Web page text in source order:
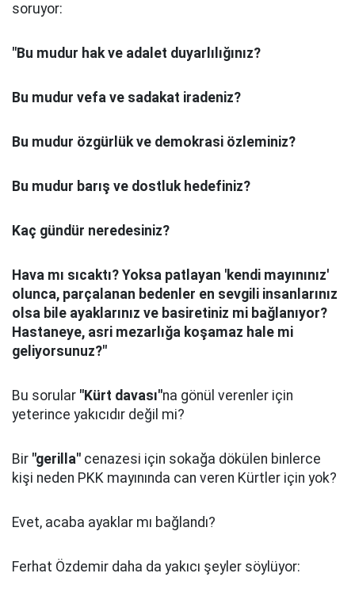
soruyor:
"Bu mudur hak ve adalet duyarlılığınız?
Bu mudur vefa ve sadakat iradeniz?
Bu mudur özgürlük ve demokrasi özleminiz?
Bu mudur barış ve dostluk hedefiniz?
Kaç gündür neredesiniz?
Hava mı sıcaktı? Yoksa patlayan 'kendi mayınınız'
olunca, parçalanan bedenler en sevgili insanlarınız
olsa bile ayaklarınız ve basiretiniz mi bağlanıyor?
Hastaneye, asri mezarlığa koşamaz hale mi
geliyorsunuz?"
Bu sorular "Kürt davası"na gönül verenler için
yeterince yakıcıdır değil mi?
Bir "gerilla" cenazesi için sokağa dökülen binlerce
kişi neden PKK mayınında can veren Kürtler için yok?
Evet, acaba ayaklar mı bağlandı?
Ferhat Özdemir daha da yakıcı şeyler söylüyor: